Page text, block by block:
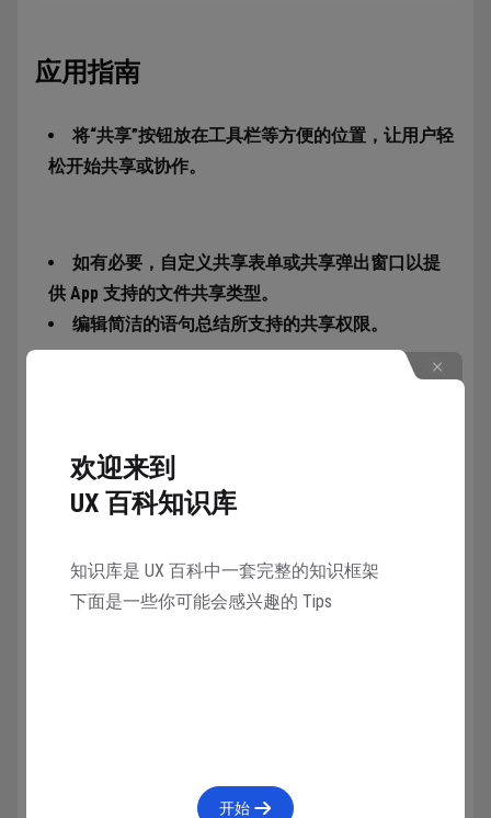
应用指南
将“共享”按钮放在工具栏等方便的位置，让用户轻
松开始共享或协作。
如有必要，自定义共享表单或共享弹出窗口以提
供 App 支持的文件共享类型。
编辑简洁的语句总结所支持的共享权限。
协作开始时立刻高亮“协作”标识。
0条笔记
欢迎来到
UX 百科知识库
知识库是 UX 百科中一套完整的知识框架
下面是一些你可能会感兴趣的 Tips
开始